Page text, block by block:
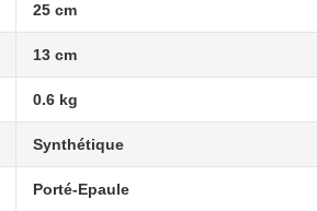
25 cm
13 cm
0.6 kg
Synthétique
Porté-Epaule